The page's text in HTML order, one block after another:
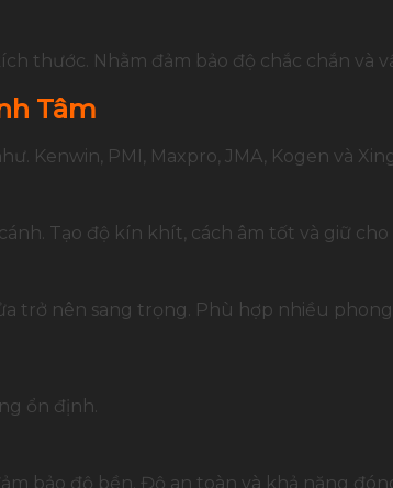
thước. Nhằm đảm bảo độ chắc chắn và
Tâm
Kenwin, PMI, Maxpro, JMA, Kogen và
Tạo độ kín khít, cách âm tốt và giữ
trở nên sang trọng. Phù hợp nhiều
ổn định.
bảo độ bền. Độ an toàn và khả năng